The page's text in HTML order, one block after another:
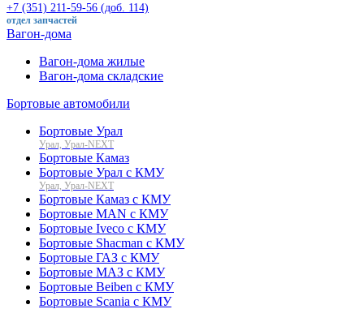
+7 (351) 211-59-56 (доб. 114)
отдел запчастей
Вагон-дома
Вагон-дома жилые
Вагон-дома складские
Бортовые автомобили
Бортовые Урал
Урал, Урал-NEXT
Бортовые Камаз
Бортовые Урал с КМУ
Урал, Урал-NEXT
Бортовые Камаз с КМУ
Бортовые MAN с КМУ
Бортовые Iveco с КМУ
Бортовые Shacman с КМУ
Бортовые ГАЗ с КМУ
Бортовые МАЗ с КМУ
Бортовые Beiben с КМУ
Бортовые Scania с КМУ